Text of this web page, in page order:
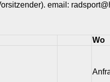
email:
Wo